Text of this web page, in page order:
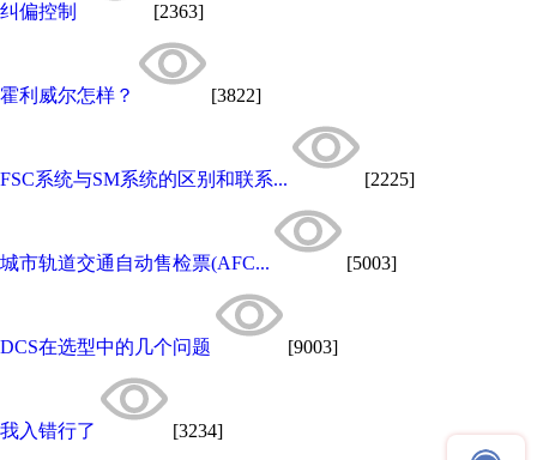
纠偏控制 [2363]
霍利威尔怎样？ [3822]
FSC系统与SM系统的区别和联系... [2225]
城市轨道交通自动售检票(AFC... [5003]
DCS在选型中的几个问题 [9003]
我入错行了 [3234]